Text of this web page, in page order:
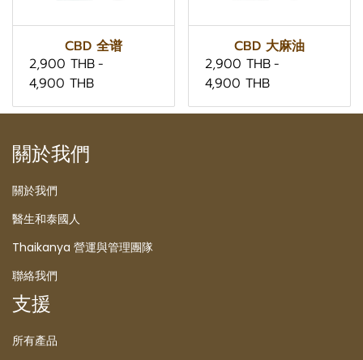
CBD 全谱
2,900 THB-
4,900 THB
CBD 大麻油
2,900 THB-
4,900 THB
關於我們
關於我們
醫生和泰國人
Thaikanya 營運與管理團隊
聯絡我們
支援
所有產品